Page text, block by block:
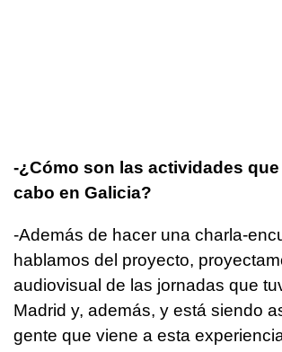
-¿Cómo son las actividades
cabo en Galicia?
-Además de hacer una charla-
hablamos del proyecto,
audiovisual de las jornadas que
Madrid y, además, y está siendo
gente que viene a esta